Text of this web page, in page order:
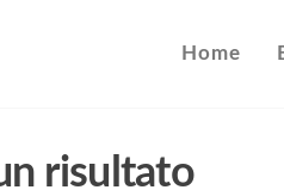
Home
risultato